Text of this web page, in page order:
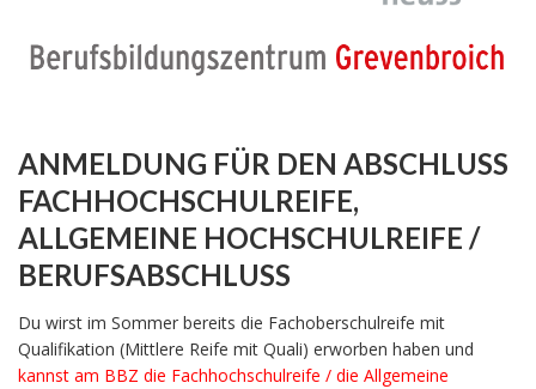
ANMELDUNG FÜR DEN ABSCHLUSS
FACHHOCHSCHULREIFE,
ALLGEMEINE HOCHSCHULREIFE /
BERUFSABSCHLUSS
Du wirst im Sommer bereits die Fachoberschulreife mit
Qualifikation (Mittlere Reife mit Quali) erworben haben und
kannst am BBZ die Fachhochschulreife / die Allgemeine